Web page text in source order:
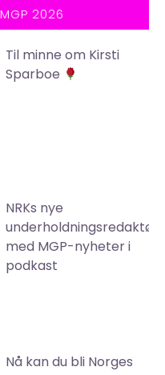
MGP 2026
Til minne om Kirsti
Sparboe
NRKs nye
underholdningsredaktør
med MGP-nyheter i
podkast
Nå kan du bli Norges